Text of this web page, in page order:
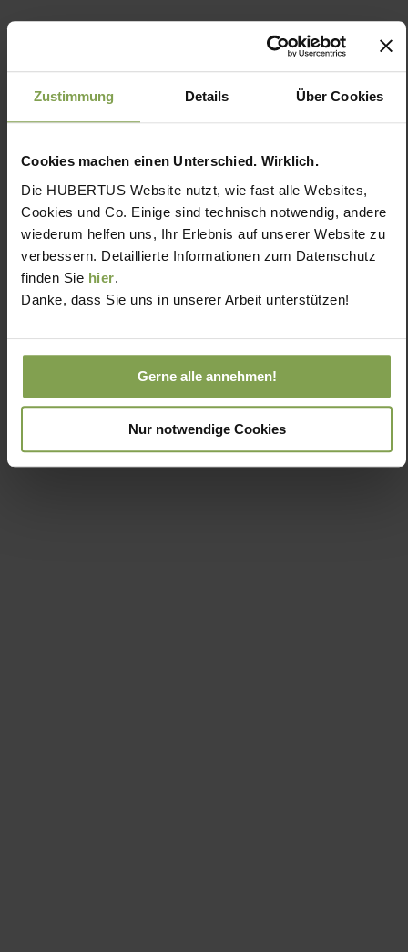
Zustimmung Details Über Cookies
Cookies machen einen Unterschied. Wirklich.
Die HUBERTUS Website nutzt, wie fast alle Websites,
Cookies und Co. Einige sind technisch notwendig, andere
wiederum helfen uns, Ihr Erlebnis auf unserer Website zu
verbessern. Detaillierte Informationen zum Datenschutz
finden Sie hier.
Danke, dass Sie uns in unserer Arbeit unterstützen!
Gerne alle annehmen!
Nur notwendige Cookies